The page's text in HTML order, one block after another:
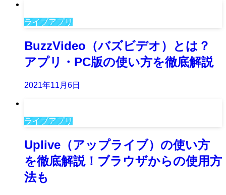
ライブアプリ
BuzzVideo（バズビデオ）とは？
アプリ・PC版の使い方を徹底解説
2021年11月6日
ライブアプリ
Uplive（アップライブ）の使い方
を徹底解説！ブラウザからの使用方
法も